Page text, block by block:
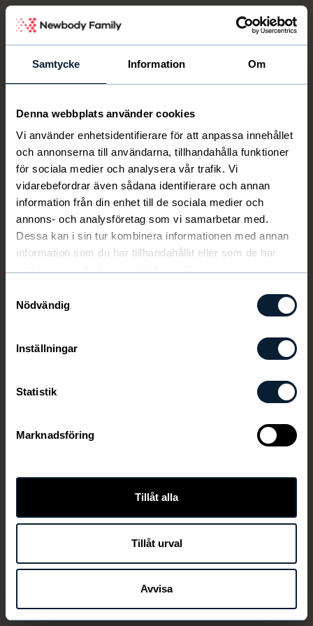
Samtycke Information Om
Denna webbplats använder cookies
Vi använder enhetsidentifierare för att anpassa innehållet
och annonserna till användarna, tillhandahålla funktioner
för sociala medier och analysera vår trafik. Vi
vidarebefordrar även sådana identifierare och annan
information från din enhet till de sociala medier och
annons- och analysföretag som vi samarbetar med.
Dessa kan i sin tur kombinera informationen med annan
information som du har tillhandahållit eller som de har
Nödvändig
Inställningar
Statistik
Marknadsföring
Tillåt alla
Tillåt urval
Avvisa
Välkommen Newbody
Den här länken är ej aktiv längre
TILLBAKA
Newbody Family Portal